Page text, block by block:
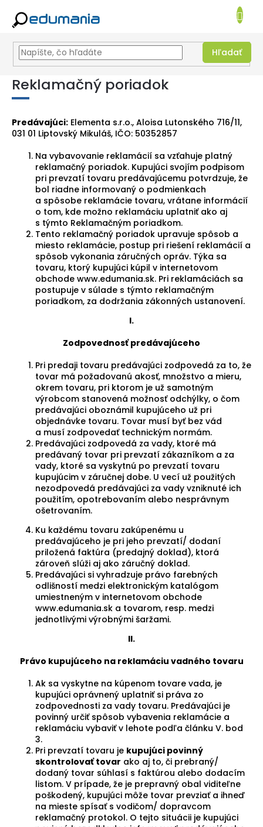
Prejsť
obsah
Hľadať
KOŠÍK
Reklamačný poriadok
Predávajúci: Elementa s.r.o., Aloisa Lutonského 716/11,
031 01 Liptovský Mikuláš, IČO: 50352857
Na vybavovanie reklamácií sa vzťahuje platný
reklamačný poriadok. Kupujúci svojím podpisom
pri prevzatí tovaru predávajúcemu potvrdzuje, že
bol riadne informovaný o podmienkach
a spôsobe reklamácie tovaru, vrátane informácií
o tom, kde možno reklamáciu uplatniť ako aj
s týmto Reklamačným poriadkom.
Tento reklamačný poriadok upravuje spôsob a
miesto reklamácie, postup pri riešení reklamácií a
spôsob vykonania záručných opráv. Týka sa
tovaru, ktorý kupujúci kúpil v internetovom
obchode www.edumania.sk. Pri reklamáciách sa
postupuje v súlade s týmto reklamačným
poriadkom, za dodržania zákonných ustanovení.
I.
Zodpovednosť predávajúceho
Pri predaji tovaru predávajúci zodpovedá za to, že
tovar má požadovanú akosť, množstvo a mieru,
okrem tovaru, pri ktorom je už samotným
výrobcom stanovená možnosť odchýlky, o čom
predávajúci oboznámil kupujúceho už pri
objednávke tovaru. Tovar musí byť bez vád
a musí zodpovedať technickým normám.
Predávajúci zodpovedá za vady, ktoré má
predávaný tovar pri prevzatí zákazníkom a za
vady, ktoré sa vyskytnú po prevzatí tovaru
kupujúcim v záručnej dobe. U vecí už použitých
nezodpovedá predávajúci za vady vzniknuté ich
použitím, opotrebovaním alebo nesprávnym
ošetrovaním.
Ku každému tovaru zakúpenému u
predávajúceho je pri jeho prevzatí/ dodaní
priložená faktúra (predajný doklad), ktorá
zároveň slúži aj ako záručný doklad.
Predávajúci si vyhradzuje právo farebných
odlišností medzi elektronickým katalógom
umiestneným v internetovom obchode
www.edumania.sk a tovarom, resp. medzi
jednotlivými výrobnými šaržami.
II.
Právo kupujúceho na reklamáciu vadného tovaru
Ak sa vyskytne na kúpenom tovare vada, je
kupujúci oprávnený uplatniť si práva zo
zodpovednosti za vady tovaru. Predávajúci je
povinný určiť spôsob vybavenia reklamácie a
reklamáciu vybaviť v lehote podľa článku V. bod
3.
Pri prevzatí tovaru je kupujúci povinný
skontrolovať tovar ako aj to, či prebraný/
dodaný tovar súhlasí s faktúrou alebo dodacím
listom. V prípade, že je prepravný obal viditeľne
poškodený, kupujúci môže tovar prevziať a ihneď
na mieste spísať s vodičom/ dopravcom
reklamačný protokol. O tejto situácii je kupujúci